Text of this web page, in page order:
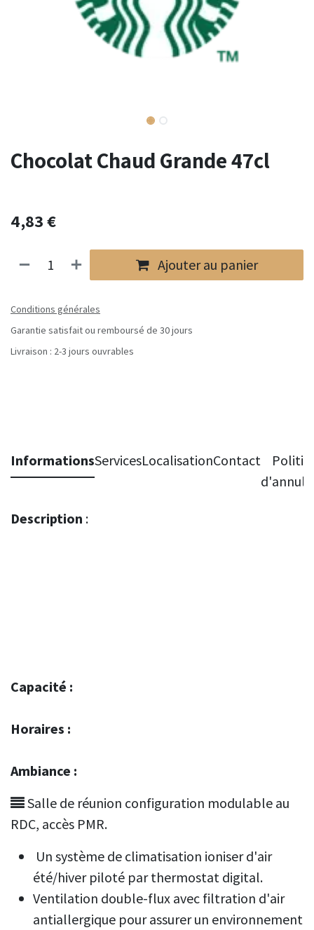
Chocolat Chaud Grande 47cl
4,83€
Ajouter au panier
Conditions générales
Garantie satisfait ou remboursé de 30 jours
Livraison : 2-3 jours ouvrables
InformationsServicesLocalisationContact
Description :
Capacité :
Horaires :
Ambiance :
Salle de réunion configuration modulable au
RDC, accès PMR.
Un système de climatisation ioniser d'air
été/hiver piloté par thermostat digital.
Ventilation double-flux avec filtration d'air
antiallergique pour assurer un environnement